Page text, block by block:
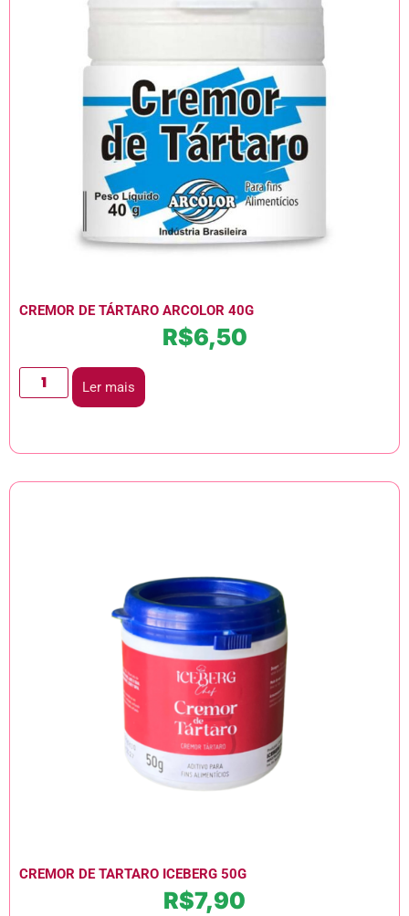
CREMOR DE TÁRTARO ARCOLOR 40G
R$6,50
Ler mais
CREMOR DE TARTARO ICEBERG 50G
R$7,90